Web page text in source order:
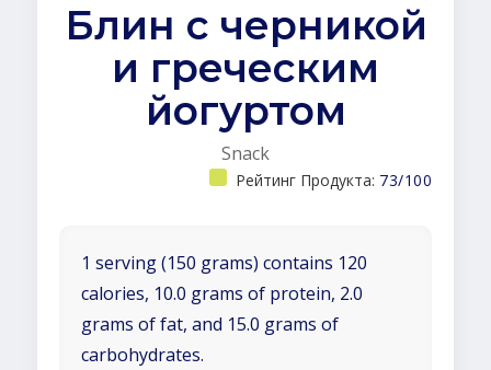
Блин с черникой
и греческим
йогуртом
Snack
Рейтинг Продукта: 73/100
1 serving (150 grams) contains 120
calories, 10.0 grams of protein, 2.0
grams of fat, and 15.0 grams of
carbohydrates.